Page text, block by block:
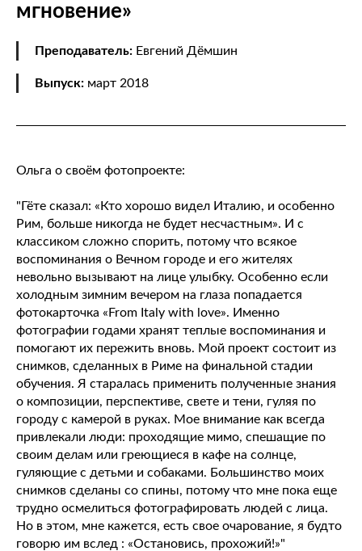
мгновение»
Преподаватель: Евгений Дёмшин
Выпуск: март 2018
Ольга о своём фотопроекте:
"Гёте сказал: «Кто хорошо видел Италию, и особенно
Рим, больше никогда не будет несчастным». И с
классиком сложно спорить, потому что всякое
воспоминания о Вечном городе и его жителях
невольно вызывают на лице улыбку. Особенно если
холодным зимним вечером на глаза попадается
фотокарточка «From Italy with love». Именно
фотографии годами хранят теплые воспоминания и
помогают их пережить вновь. Мой проект состоит из
снимков, сделанных в Риме на финальной стадии
обучения. Я старалась применить полученные знания
о композиции, перспективе, свете и тени, гуляя по
городу с камерой в руках. Мое внимание как всегда
привлекали люди: проходящие мимо, спешащие по
своим делам или греющиеся в кафе на солнце,
гуляющие с детьми и собаками. Большинство моих
снимков сделаны со спины, потому что мне пока еще
трудно осмелиться фотографировать людей с лица.
Но в этом, мне кажется, есть свое очарование, я будто
говорю им вслед : «Остановись, прохожий!»"